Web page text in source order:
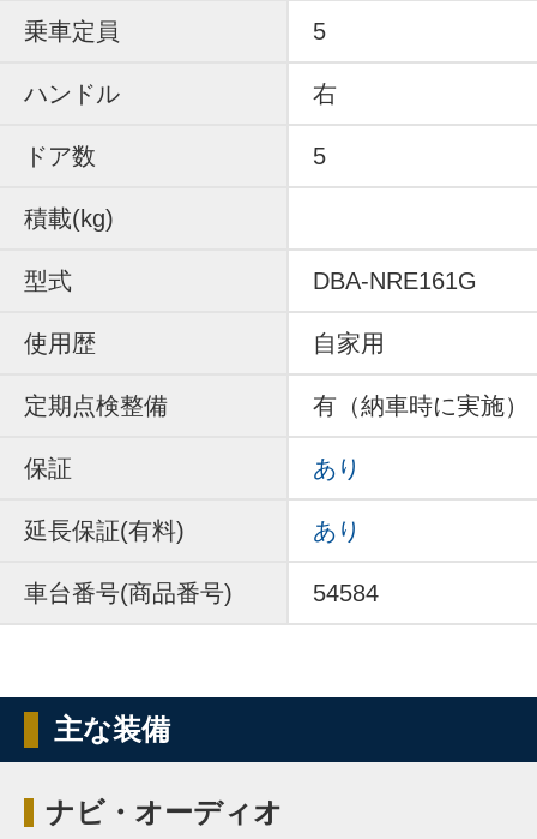
乗車定員 5
ハンドル 右
ドア数 5
積載(kg)
型式 DBA-NRE161G
使用歴 自家用
定期点検整備 有（納車時に実施）
保証 あり
延長保証(有料) あり
車台番号(商品番号) 54584
主な装備
ナビ・オーディオ